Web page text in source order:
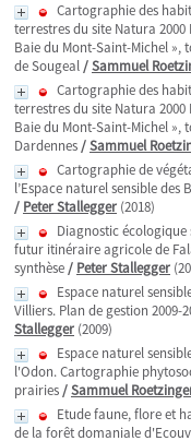
Cartographie des
terrestres du site Natura 2000
Baie du Mont-Saint-Michel »,
de Sougeal/Sammuel
Cartographie des
terrestres du site Natura 2000
Baie du Mont-Saint-Michel »,
Dardennes/Sammuel
Cartographie de
l’Espace naturel sensible des
/ Peter Stallegger (2018)
Diagnostic écologique
futur itinéraire agricole de
synthèse/ Peter Stallegger
Espace naturel
Villiers. Plan de gestion 2009-
Stallegger (2009)
Espace naturel
l'Odon. Cartographie
prairies/Sammuel
Etude faune, flore et
de la forêt domaniale